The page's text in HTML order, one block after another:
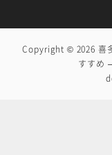
Copyright © 2026 喜
すすめ